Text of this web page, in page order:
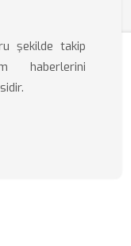
şekilde takip
haberlerini